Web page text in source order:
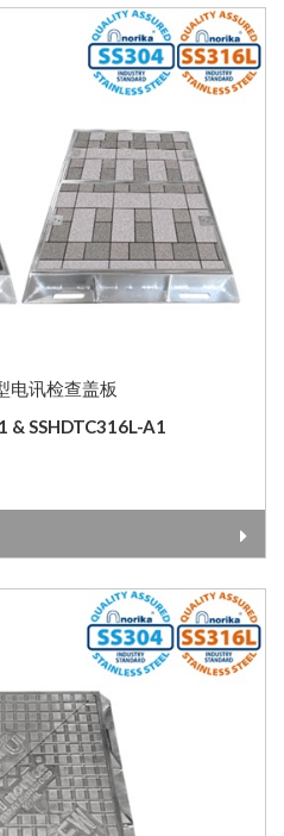
电讯检查盖板
& SSHDTC316L-A1